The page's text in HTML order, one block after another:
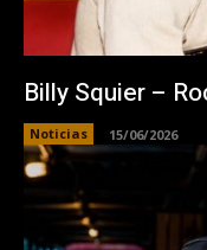
Billy Squier –
Noticias 15/06/2026